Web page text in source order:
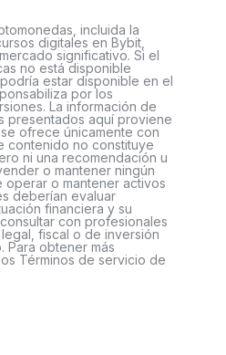
incluida la
digitales en Bybit,
significativo. Si el
no está disponible
estar disponible en el
por los
La información de
presentados aquí proviene
ofrece únicamente con
contenido no constituye
ni una recomendación u
o mantener ningún
operar o mantener activos
deberían evaluar
financiera y su
con profesionales
fiscal o de inversión
Para obtener más
Términos de servicio de